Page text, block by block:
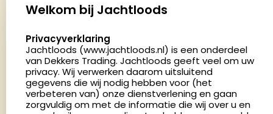
Palenrij 1
Nederland
4.8
2879 beoordelingen
Openingstijden
Welkom bij Jachtloods
select language
Privacyverklaring
Jachtloods (www.jachtloods.nl) is een onderdeel
van Dekkers Trading. Jachtloods geeft veel om uw
privacy. Wij verwerken daarom uitsluitend
gegevens die wij nodig hebben voor (het
verbeteren van) onze dienstverlening en gaan
zorgvuldig om met de informatie die wij over u en